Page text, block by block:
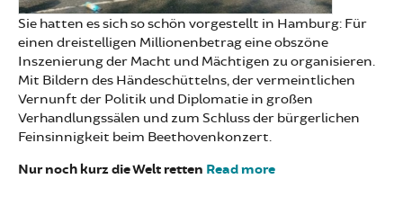
Sie hatten es sich so schön vorgestellt in Hamburg: Für
einen dreistelligen Millionenbetrag eine obszöne
Inszenierung der Macht und Mächtigen zu organisieren.
Mit Bildern des Händeschüttelns, der vermeintlichen
Vernunft der Politik und Diplomatie in großen
Verhandlungssälen und zum Schluss der bürgerlichen
Feinsinnigkeit beim Beethovenkonzert.
Nur noch kurz die Welt retten Read more